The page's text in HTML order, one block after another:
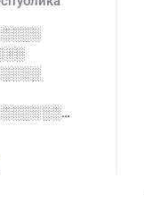
░░
░░